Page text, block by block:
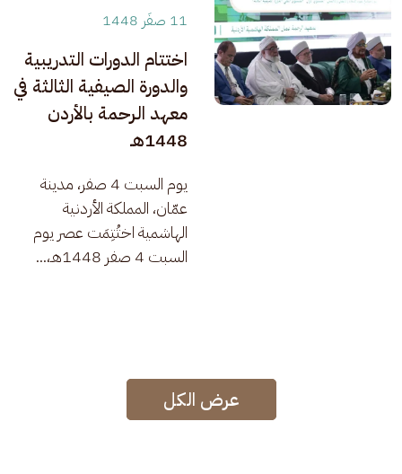
11 صفَر 1448
اختتام الدورات التدريبية
والدورة الصيفية الثالثة في
معهد الرحمة بالأردن
1448هـ
يوم السبت 4 صفر، مدينة
عمّان، المملكة الأردنية
الهاشمية اختُتِمَت عصر يوم
السبت 4 صفر 1448هـ،...
عرض الكل